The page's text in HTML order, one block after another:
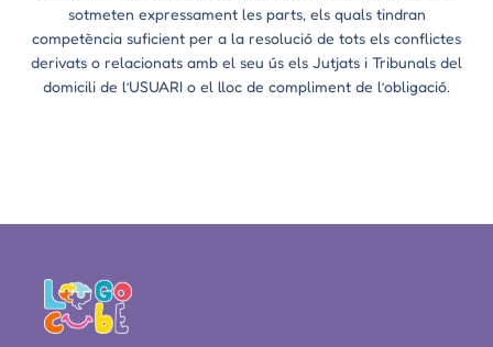
sotmeten expressament les parts, els quals tindran
competència suficient per a la resolució de tots els conflictes
derivats o relacionats amb el seu ús els Jutjats i Tribunals del
domicili de l’USUARI o el lloc de compliment de l’obligació.